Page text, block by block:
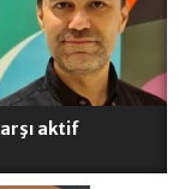
aktif